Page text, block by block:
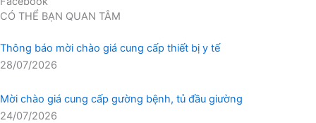
CÓ THỂ BẠN QUAN TÂM
Thông báo mời chào giá cung cấp thiết bị y tế
28/07/2026
Mời chào giá cung cấp gường bệnh, tủ đầu giường
24/07/2026